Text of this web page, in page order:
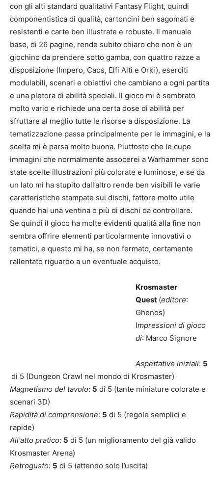
con gli alti standard qualitativi Fantasy Flight, quindi
componentistica di qualità, cartoncini ben sagomati e
resistenti e carte ben illustrate e robuste. Il manuale
base, di 26 pagine, rende subito chiaro che non è un
giochino da prendere sotto gamba, con quattro razze a
disposizione (Impero, Caos, Elfi Alti e Orki), eserciti
modulabili, scenari e obiettivi che cambiano a ogni partita
e una pletora di abilità speciali. Il gioco mi è sembrato
molto vario e richiede una certa dose di abilità per
sfruttare al meglio tutte le risorse a disposizione. La
tematizzazione passa principalmente per le immagini, e la
scelta mi è parsa molto buona. Piuttosto che le cupe
immagini che normalmente assocerei a Warhammer sono
state scelte illustrazioni più colorate e luminose, e se da
un lato mi ha stupito dall’altro rende ben visibili le varie
caratteristiche stampate sui dischi, fattore molto utile
quando hai una ventina o più di dischi da controllare.
Se quindi il gioco ha molte evidenti qualità alla fine non
sembra offrire elementi particolarmente innovativi o
tematici, e questo mi ha, se non fermato, certamente
rallentato riguardo a un eventuale acquisto.
Krosmaster
Quest (editore:
Ghenos)
Impressioni di gioco
di: Marco Signore
Aspettative iniziali: 5
di 5 (Dungeon Crawl nel mondo di Krosmaster)
Magnetismo del tavolo: 5 di 5 (tante miniature colorate e
scenari 3D)
Rapidità di comprensione: 5 di 5 (regole semplici e
rapide)
All'atto pratico: 5 di 5 (un miglioramento del già valido
Krosmaster Arena)
Retrogusto: 5 di 5 (attendo solo l’uscita)